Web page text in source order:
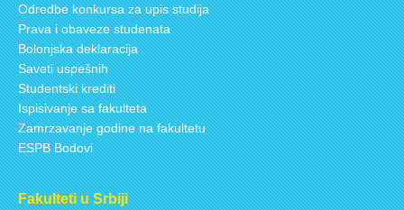
Odredbe konkursa za upis studija
Prava i obaveze studenata
Bolonjska deklaracija
Saveti uspešnih
Studentski krediti
Ispisivanje sa fakulteta
Zamrzavanje godine na fakultetu
ESPB Bodovi
Fakulteti u Srbiji